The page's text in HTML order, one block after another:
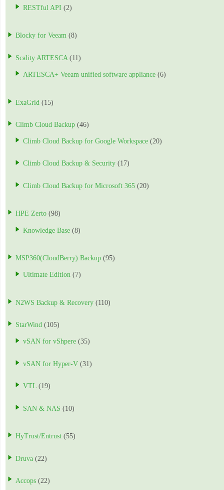
RESTful API (2)
Blocky for Veeam (8)
Scality ARTESCA (11)
ARTESCA+ Veeam unified software appliance (6)
ExaGrid (15)
Climb Cloud Backup (46)
Climb Cloud Backup for Google Workspace (20)
Climb Cloud Backup & Security (17)
Climb Cloud Backup for Microsoft 365 (20)
HPE Zerto (98)
Knowledge Base (8)
MSP360(CloudBerry) Backup (95)
Ultimate Edition (7)
N2WS Backup & Recovery (110)
StarWind (105)
vSAN for vShpere (35)
vSAN for Hyper-V (31)
VTL (19)
SAN & NAS (10)
HyTrust/Entrust (55)
Druva (22)
Accops (22)